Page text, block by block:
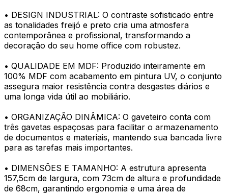
• DESIGN INDUSTRIAL: O contraste sofisticado entre
as tonalidades freijó e preto cria uma atmosfera
contemporânea e profissional, transformando a
decoração do seu home office com robustez.
• QUALIDADE EM MDF: Produzido inteiramente em
100% MDF com acabamento em pintura UV, o conjunto
assegura maior resistência contra desgastes diários e
uma longa vida útil ao mobiliário.
• ORGANIZAÇÃO DINÂMICA: O gaveteiro conta com
três gavetas espaçosas para facilitar o armazenamento
de documentos e materiais, mantendo sua bancada livre
para as tarefas mais importantes.
• DIMENSÕES E TAMANHO: A estrutura apresenta
157,5cm de largura, com 73cm de altura e profundidade
de 68cm, garantindo ergonomia e uma área de